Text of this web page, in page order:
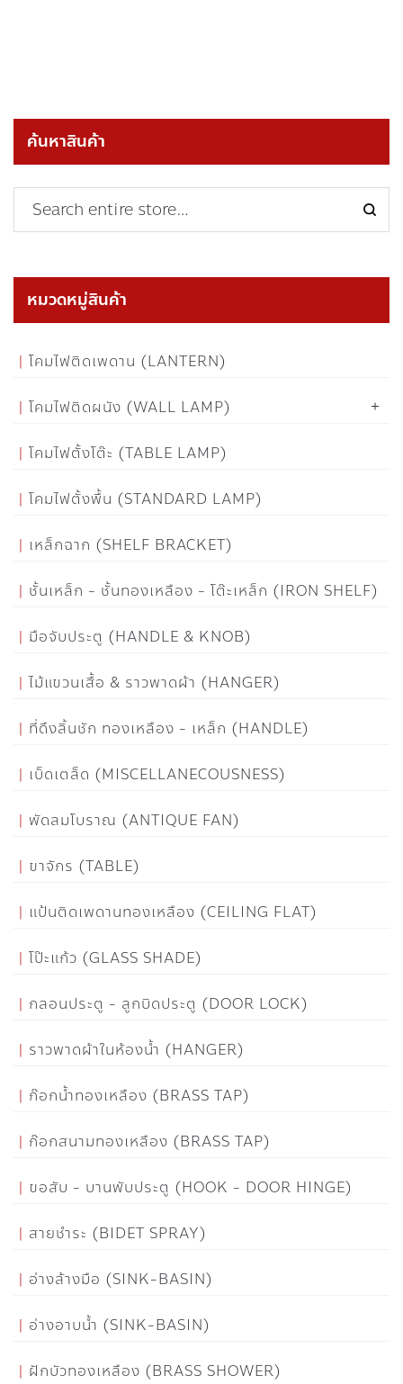
ค้นหาสินค้า
หมวดหมู่สินค้า
โคมไฟติดเพดาน (LANTERN)
โคมไฟติดผนัง (WALL LAMP)
โคมไฟตั้งโต๊ะ (TABLE LAMP)
โคมไฟตั้งพื้น (STANDARD LAMP)
เหล็กฉาก (SHELF BRACKET)
ชั้นเหล็ก - ชั้นทองเหลือง - โต๊ะเหล็ก (IRON SHELF)
มือจับประตู (HANDLE & KNOB)
ไม้แขวนเสื้อ & ราวพาดผ้า (HANGER)
ที่ดึงลิ้นชัก ทองเหลือง - เหล็ก (HANDLE)
เบ็ดเตล็ด (MISCELLANECOUSNESS)
พัดลมโบราณ (ANTIQUE FAN)
ขาจักร (TABLE)
แป้นติดเพดานทองเหลือง (CEILING FLAT)
โป๊ะแก้ว (GLASS SHADE)
กลอนประตู - ลูกบิดประตู (DOOR LOCK)
ราวพาดผ้าในห้องน้ำ (HANGER)
ก๊อกน้ำทองเหลือง (BRASS TAP)
ก๊อกสนามทองเหลือง (BRASS TAP)
ขอสับ - บานพับประตู (HOOK - DOOR HINGE)
สายชำระ (BIDET SPRAY)
อ่างล้างมือ (SINK-BASIN)
อ่างอาบน้ำ (SINK-BASIN)
ฝักบัวทองเหลือง (BRASS SHOWER)